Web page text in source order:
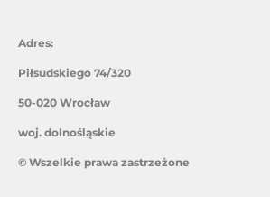
Adres:
Piłsudskiego 74/320
50-020 Wrocław
woj. dolnośląskie
© Wszelkie prawa zastrzeżone